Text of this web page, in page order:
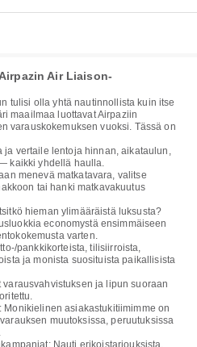
Air Liaison-
tulisi olla yhtä nautinnollista kuin itse
maailmaa luottavat Airpaziin
varauskokemuksen vuoksi. Tässä on
ja vertaile lentoja hinnan, aikataulun,
kaikki yhdellä haulla.
menevä matkatavara, valitse
tai hanki matkavakuutus
hieman ylimääräistä luksusta?
economystä ensimmäiseen
varten.
pankkikorteista, tilisiirroista,
ja monista suosituista paikallisista
ja lipun suoraan
asiakastukitiimimme on
muutoksissa, peruutuksissa
Nauti erikoistarjouksista,